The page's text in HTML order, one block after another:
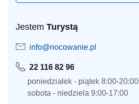
Jestem Turystą
info@nocowanie.pl
22 116 82 96
poniedziałek - piątek 8:00-20:00
sobota - niedziela 9:00-17:00